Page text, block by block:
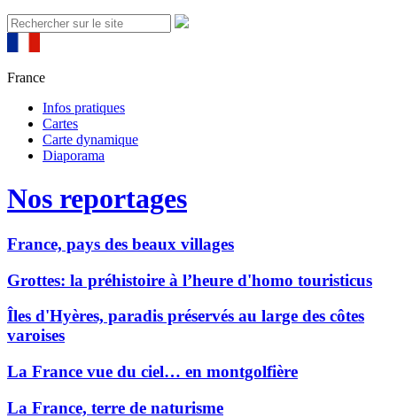
France
Infos pratiques
Cartes
Carte dynamique
Diaporama
Nos reportages
France, pays des beaux villages
Grottes: la préhistoire à l’heure d'homo touristicus
Îles d'Hyères, paradis préservés au large des côtes
varoises
La France vue du ciel… en montgolfière
La France, terre de naturisme